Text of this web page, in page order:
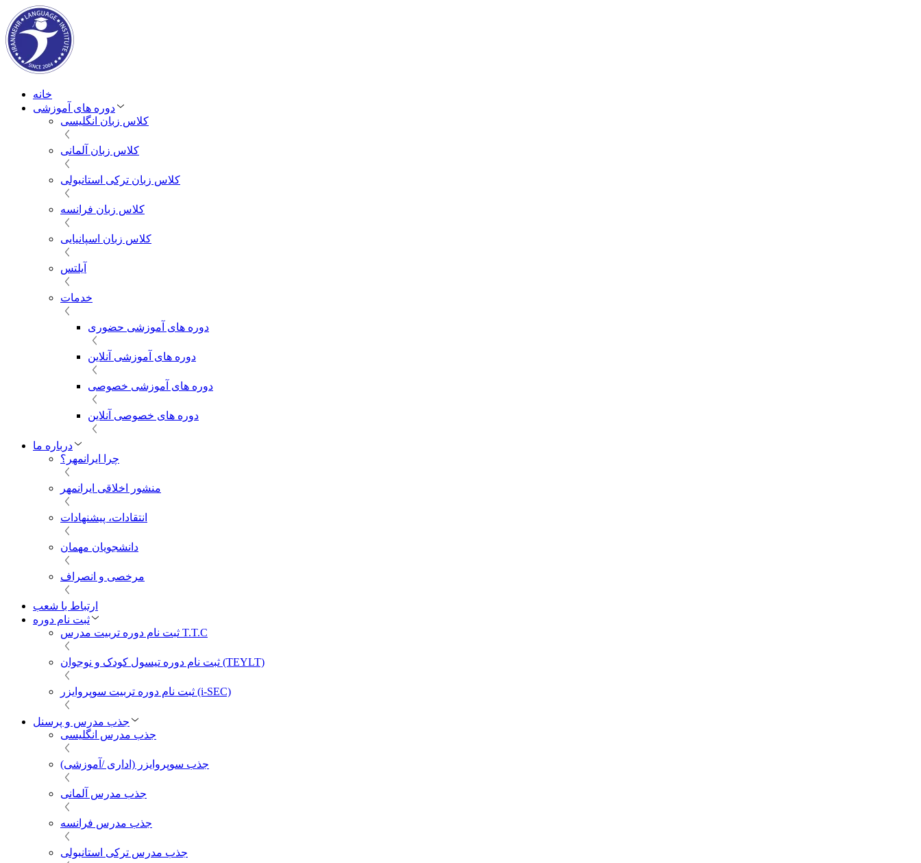
خانه
دوره های آموزشی
کلاس زبان انگلیسی
کلاس زبان آلمانی
کلاس زبان ترکی استانبولی
کلاس زبان فرانسه
کلاس زبان اسپانیایی
آیلتس
خدمات
دوره های آموزشی حضوری
دوره های آموزشی آنلاین
دوره های آموزشی خصوصی
دوره های خصوصی آنلاین
درباره ما
چرا ایرانمهر؟
منشور اخلاقی ایرانمهر
انتقادات، پیشنهادات
دانشجویان مهمان
مرخصی و انصراف
ارتباط با شعب
ثبت نام دوره
ثبت نام دوره تربیت مدرس T.T.C
ثبت نام دوره تیسول کودک و نوجوان (TEYLT)
ثبت نام دوره تربیت سوپروایزر (i-SEC)
جذب مدرس و پرسنل
جذب مدرس انگلیسی
جذب سوپروایزر (اداری /آموزشی)
جذب مدرس آلمانی
جذب مدرس فرانسه
جذب مدرس ترکی استانبولی